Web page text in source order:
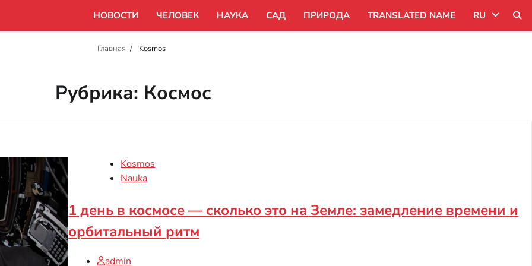
НОВОСТИ ЧЕЛОВЕК НАУКА САД ПРИРОДА TRANSLATED NAME RU
Главная Kosmos
Рубрика: Космос
Kosmos
Nauka
1 день в космосе — сколько это на Земле: замедление времени и
орбитальный ритм
admin